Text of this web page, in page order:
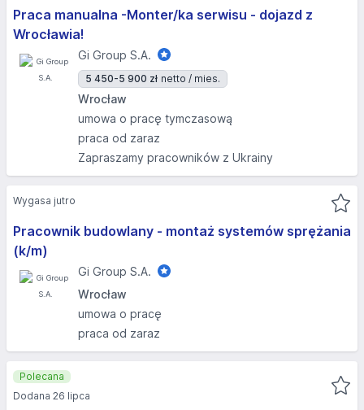
Praca manualna -Monter/ka serwisu - dojazd z
Wrocławia!
Gi Group S.A.
5 450-5 900 zł netto / mies.
Wrocław
umowa o pracę tymczasową
praca od zaraz
Zapraszamy pracowników z Ukrainy
Pracownik budowlany - montaż systemów sprężania
(k/m)
Gi Group S.A.
Wrocław
umowa o pracę
praca od zaraz
Wygasa jutro
Polecana
Dodana 26 lipca